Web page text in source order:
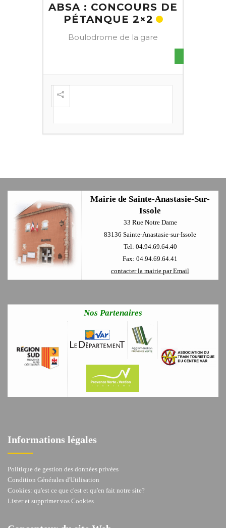
ABSA : CONCOURS DE
PÉTANQUE 2×2
Boulodrome de la gare
Mairie de Sainte-Anastasie-Sur-
Issole
33 Rue Notre Dame
83136 Sainte-Anastasie-sur-Issole
Tel: 04.94.69.64.40
Fax: 04.94.69.64.41
contacter la mairie par Email
Nos Partenaires
Informations légales
Politique de gestion des données privées
Condition Générales d'Utilisation
Cookies: qu'est ce que c'est et qu'en fait notre site?
Lister et supprimer vos Cookies